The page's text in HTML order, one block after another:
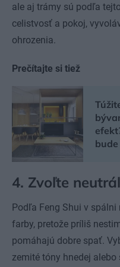
ale aj trámy sú podľa
celistvosť a pokoj,
ohrozenia.
Prečítajte si tiež
4. Zvoľte
Podľa Feng Shui v
farby, pretože príliš
pomáhajú dobre spať.
zemité tóny hnedej